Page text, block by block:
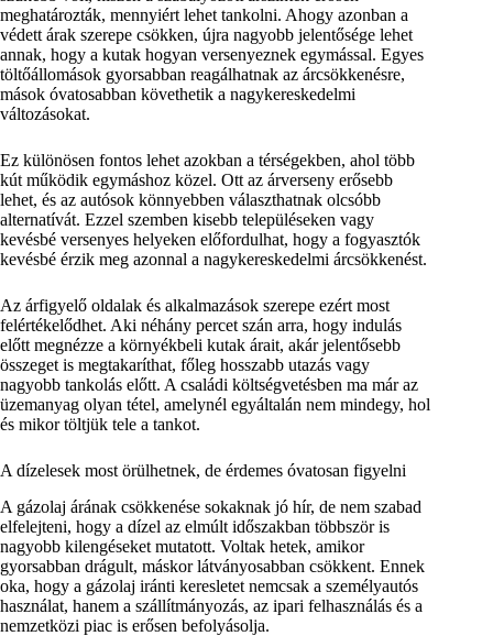
meghatározták, mennyiért lehet tankolni. Ahogy azonban a
védett árak szerepe csökken, újra nagyobb jelentősége lehet
annak, hogy a kutak hogyan versenyeznek egymással. Egyes
töltőállomások gyorsabban reagálhatnak az árcsökkenésre,
mások óvatosabban követhetik a nagykereskedelmi
változásokat.
Ez különösen fontos lehet azokban a térségekben, ahol több
kút működik egymáshoz közel. Ott az árverseny erősebb
lehet, és az autósok könnyebben választhatnak olcsóbb
alternatívát. Ezzel szemben kisebb településeken vagy
kevésbé versenyes helyeken előfordulhat, hogy a fogyasztók
kevésbé érzik meg azonnal a nagykereskedelmi árcsökkenést.
Az árfigyelő oldalak és alkalmazások szerepe ezért most
felértékelődhet. Aki néhány percet szán arra, hogy indulás
előtt megnézze a környékbeli kutak árait, akár jelentősebb
összeget is megtakaríthat, főleg hosszabb utazás vagy
nagyobb tankolás előtt. A családi költségvetésben ma már az
üzemanyag olyan tétel, amelynél egyáltalán nem mindegy, hol
és mikor töltjük tele a tankot.
A dízelesek most örülhetnek, de érdemes óvatosan figyelni
A gázolaj árának csökkenése sokaknak jó hír, de nem szabad
elfelejteni, hogy a dízel az elmúlt időszakban többször is
nagyobb kilengéseket mutatott. Voltak hetek, amikor
gyorsabban drágult, máskor látványosabban csökkent. Ennek
oka, hogy a gázolaj iránti keresletet nemcsak a személyautós
használat, hanem a szállítmányozás, az ipari felhasználás és a
nemzetközi piac is erősen befolyásolja.